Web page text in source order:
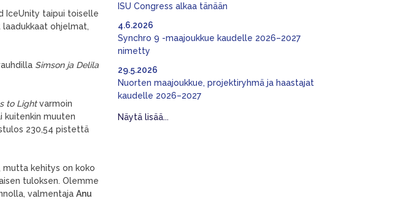
IceUnity taipui toiselle
ohjelmat,
Simson ja Delila
to Lightvarmoin
kuitenkin muuten
230,54 pistettä
mutta kehitys on koko
tuloksen. Olemme
valmentaja Anu
ISU Congress alkaa tänään
Synchro 9 -maajoukkue kaudelle 2026–2027
nimetty
4.6.2026
Nuorten maajoukkue, projektiryhmä ja haastajat
kaudelle 2026–2027
29.5.2026
Näytä lisää...